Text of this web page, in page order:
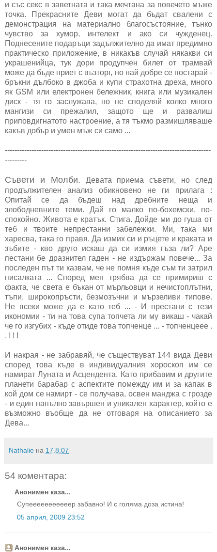
и със секс в заветната и така мечтана за повечето мъже
точка. Прекрасните Деви могат да бъдат свалени с
демонстрация на материално благосъстояние, тънко
чувство за хумор, интелект и ако си чужденец.
Поднесените подаръци задължително да имат предимно
практическо приложение, в никакъв случай някакви си
украшенийца, тук дори продупчен билет от трамвай
може да бъде приет с възторг, но най добре се постарай -
бръкни дълбоко в джоба и купи страхотна дреха, много
як GSM или електронен бележник, книга или музикален
диск - тя го заслужава, но не споделяй колко много
мангизи си прежалил, защото ще и развалиш
приповдигнатото настроение, а тя тъкмо размишляваше
какъв добър и умен мъж си само ...
-------------------------------------------------------------------------------------
---------
Съвети и Молби. Девата приема съвети, но след
продължителен анализ обикновено не ги прилага :
Опитай се да бъдеш над дребните неща и
злободневните теми. Дай го малко по-бохемски, по-
спокойно. Живота е кратък. Стига. Дойде ми до гуша от
теб и твоите непрестанни забележки. Ми, така ми
харесва, така го правя. Да измих си и ръцете и краката и
зъбите - кво друго искаш да си измия гъза ли? Аре
пестани бе дразнител гаден - не издържам повече... За
последен път ти казвам, че не помня къде съм ти затрил
писалката ... Според мен трябва да се примириш с
факта, че света е бъкан от мърльовци и нечистоплътни,
тъпи, широкопръсти, безмозъчни и мързеливи типове.
Не всеки може да е като теб ... - И престани с тези
икономии - ти на това супа топчета ли му викаш - чакай
че го изгубих - къде отиде това топченце ... - топченцеее .
. ! ! !
И накрая - не забравяй, че съществуват 144 вида Деви
според това къде в индивидуалния хороскоп им се
намират Луната и Асцендента. Като прибавим и другите
планети барабар с аспектите помежду им и за капак в
кой дом се намирт - се получава, освен манджа с грозде
- и един напълно завършен и уникален характер, който е
възможно въобще да не отговаря на описанието за
Дева...
Nathalie на 17.8.07
54 коментара:
Анонимен каза...
Супееееееееееер забавно! И с голяма доза истина!
05 април, 2009 23:52
Анонимен каза...